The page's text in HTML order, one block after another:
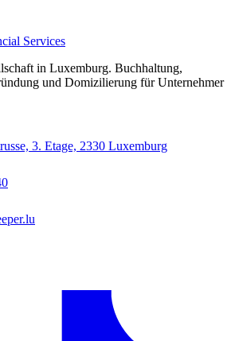
Services
in Luxemburg. Buchhaltung,
und Domizilierung für Unternehmer
3. Etage, 2330 Luxemburg